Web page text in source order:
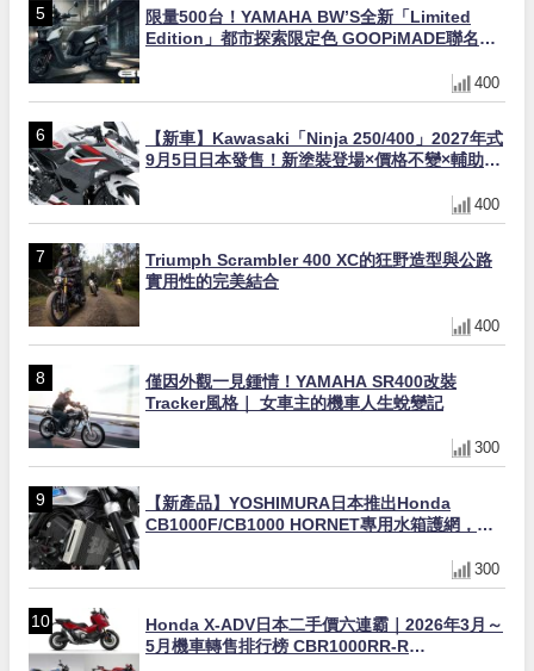
限量500台！YAMAHA BW’S全新「Limited
Edition」都市探索限定色 GOOPiMADE聯名包
400
【新車】Kawasaki「Ninja 250/400」2027年式
9月5日日本發售！新塗裝登場×價格不變×輔助滑
400
Triumph Scrambler 400 XC的狂野造型與公路
實用性的完美結合
400
僅因外觀一見鍾情！YAMAHA SR400改裝
Tracker風格｜ 女車主的機車人生蛻變記
300
【新產品】YOSHIMURA日本推出Honda
CB1000F/CB1000 HORNET專用水箱護網，六
300
Honda X-ADV日本二手價六連霸｜2026年3月～
5月機車轉售排行榜 CBR1000RR-R